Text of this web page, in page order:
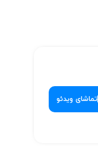
تماشای ویدئو